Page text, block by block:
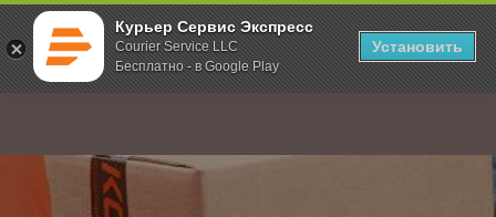
Курьер Сервис Экспресс
Courier Service LLC
Бесплатно - в Google Play
Установить
; Главная О компании Новости "РЖД-Партнер": Платформы услуг